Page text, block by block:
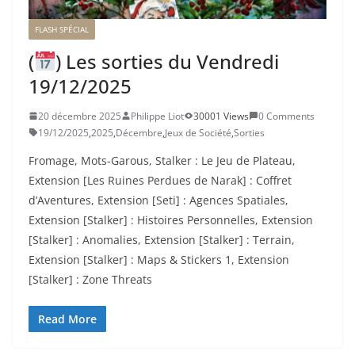
FLASH SPÉCIAL
(
) Les sorties du Vendredi
19/12/2025
20 décembre 2025 Philippe Liot 30001 Views
0 Comments
19/12/2025,2025,Décembre,Jeux de Société,Sorties
Fromage, Mots-Garous, Stalker : Le Jeu de Plateau,
Extension [Les Ruines Perdues de Narak] : Coffret
d’Aventures, Extension [Seti] : Agences Spatiales,
Extension [Stalker] : Histoires Personnelles, Extension
[Stalker] : Anomalies, Extension [Stalker] : Terrain,
Extension [Stalker] : Maps & Stickers 1, Extension
[Stalker] : Zone Threats
Read More